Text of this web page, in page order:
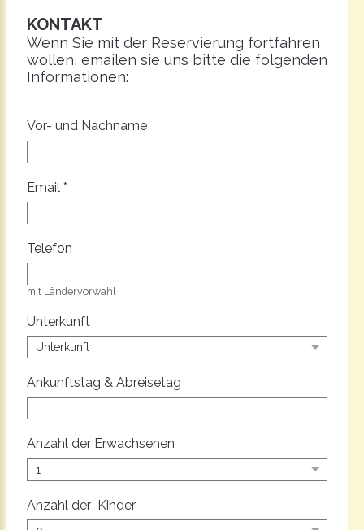
KONTAKT
Wenn Sie mit der Reservierung fortfahren
wollen, emailen sie uns bitte die folgenden
Informationen:
Vor- und Nachname
Email *
Telefon
mit Ländervorwahl
Unterkunft
Ankunftstag & Abreisetag
Anzahl der Erwachsenen
Anzahl der Kinder